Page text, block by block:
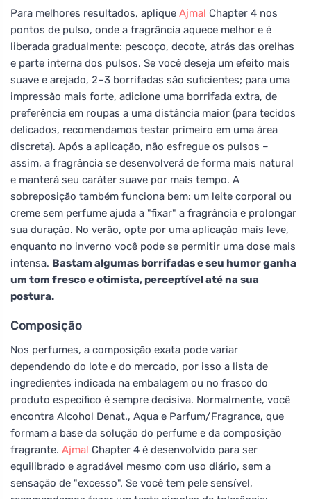
Para melhores resultados, aplique Ajmal Chapter 4 nos
pontos de pulso, onde a fragrância aquece melhor e é
liberada gradualmente: pescoço, decote, atrás das orelhas
e parte interna dos pulsos. Se você deseja um efeito mais
suave e arejado, 2–3 borrifadas são suficientes; para uma
impressão mais forte, adicione uma borrifada extra, de
preferência em roupas a uma distância maior (para tecidos
delicados, recomendamos testar primeiro em uma área
discreta). Após a aplicação, não esfregue os pulsos –
assim, a fragrância se desenvolverá de forma mais natural
e manterá seu caráter suave por mais tempo. A
sobreposição também funciona bem: um leite corporal ou
creme sem perfume ajuda a "fixar" a fragrância e prolongar
sua duração. No verão, opte por uma aplicação mais leve,
enquanto no inverno você pode se permitir uma dose mais
intensa. Bastam algumas borrifadas e seu humor ganha
um tom fresco e otimista, perceptível até na sua
postura.
Composição
Nos perfumes, a composição exata pode variar
dependendo do lote e do mercado, por isso a lista de
ingredientes indicada na embalagem ou no frasco do
produto específico é sempre decisiva. Normalmente, você
encontra Alcohol Denat., Aqua e Parfum/Fragrance, que
formam a base da solução do perfume e da composição
fragrante. Ajmal Chapter 4 é desenvolvido para ser
equilibrado e agradável mesmo com uso diário, sem a
sensação de "excesso". Se você tem pele sensível,